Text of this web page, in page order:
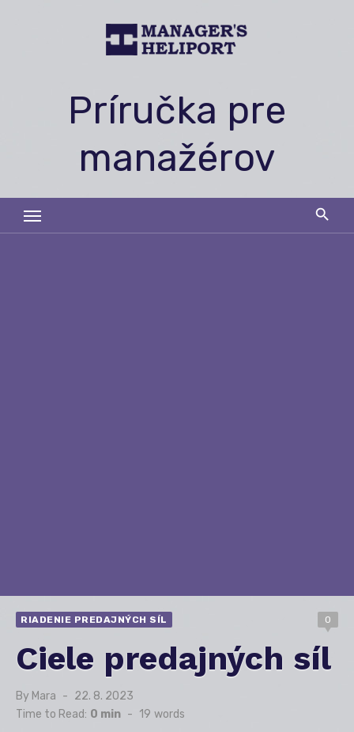
Príručka pre
manažérov
RIADENIE PREDAJNÝCH SÍL 0
Ciele predajných síl
By Mara
Posted
on
22. 8. 2023
Time to Read: 0 min - 19 words